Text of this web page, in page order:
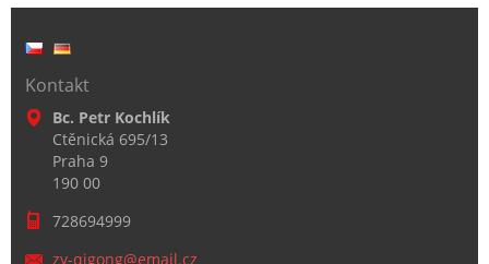
Kontakt
Bc. Petr Kochlík
Ctěnická 695/13
Praha 9
190 00
728694999
zy-qigong@email.cz